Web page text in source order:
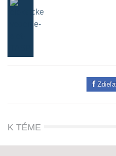
K TÉME